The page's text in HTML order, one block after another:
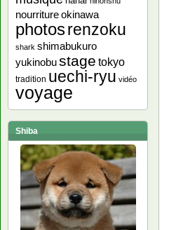
nourritureokinawa
photosrenzoku
shark shimabukuro
yukinobustage tokyo
tradition uechi-ryu vidéo
voyage
Shiba